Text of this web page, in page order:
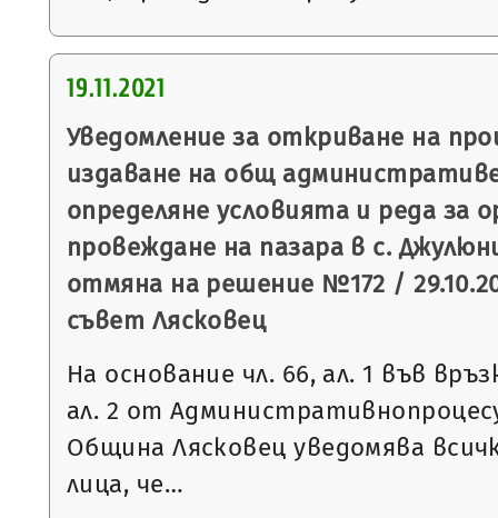
19.11.2021
Уведомление за откриване на
издаване на общ
определяне условията и реда за
провеждане на пазара в с.
отмяна на решение №172 /
съвет Лясковец
На основание чл. 66, ал. 1 във
ал. 2 от
Община Лясковец уведомява
лица, че…